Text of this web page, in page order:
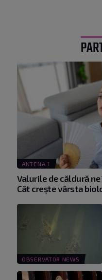
ANTENA 1
Valurile de căldură
Cât crește vârsta
OBSERVATOR NEWS